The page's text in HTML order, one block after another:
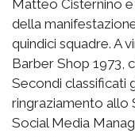
Matteo Cisternino
della
quindici squadre. A
Barber Shop 1973,
Secondi classificati
ringraziamento allo
Social Media